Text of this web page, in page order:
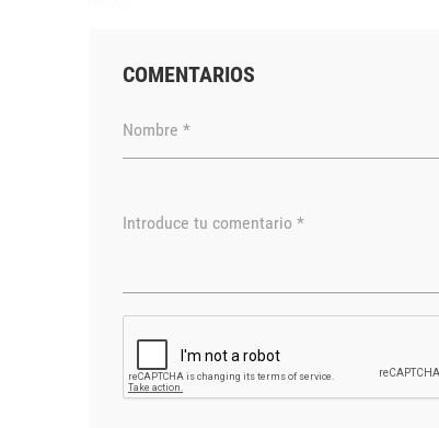
COMENTARIOS
Nombre *
Introduce tu comentario *